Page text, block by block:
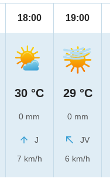
18:00
30 °C
0 mm
J
7 km/h
19:00
29 °C
0 mm
JV
6 km/h